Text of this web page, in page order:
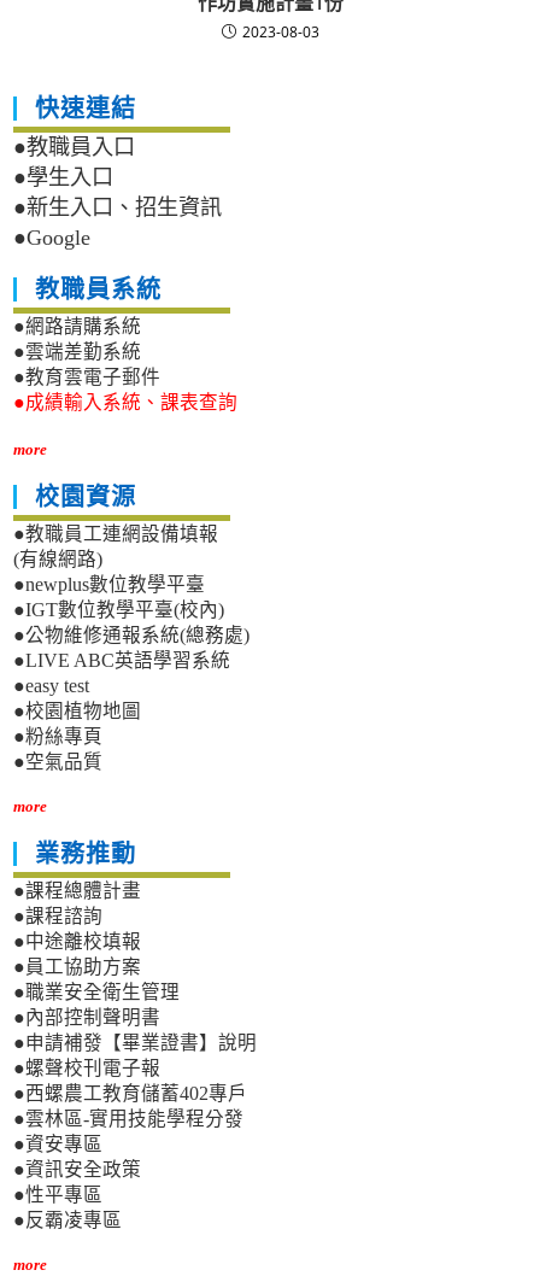
2023-08-03
快速連結
●教職員入口
●學生入口
●新生入口、招生資訊
●Google
教職員系統
●網路請購系統
●雲端差勤系統
●教育雲電子郵件
●成績輸入系統、課表查詢
more
校園資源
●教職員工連網設備填報
(有線網路)
●newplus數位教學平臺
●IGT數位教學平臺(校內)
●公物維修通報系統(總務處)
●LIVE ABC英語學習系統
●easy test
●校園植物地圖
●粉絲專頁
●空氣品質
more
業務推動
●課程總體計畫
●課程諮詢
●中途離校填報
●員工協助方案
●職業安全衛生管理
●內部控制聲明書
●申請補發【畢業證書】說明
●螺聲校刊電子報
●西螺農工教育儲蓄402專戶
●雲林區-實用技能學程分發
●資安專區
●資訊安全政策
●性平專區
●反霸凌專區
more